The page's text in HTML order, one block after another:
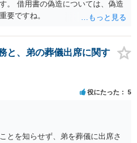
。 借用書の偽造については、偽造
要ですね。
と、弟の葬儀出席に関す
役にたった 5
とを知らせず、弟を葬儀に出席さ